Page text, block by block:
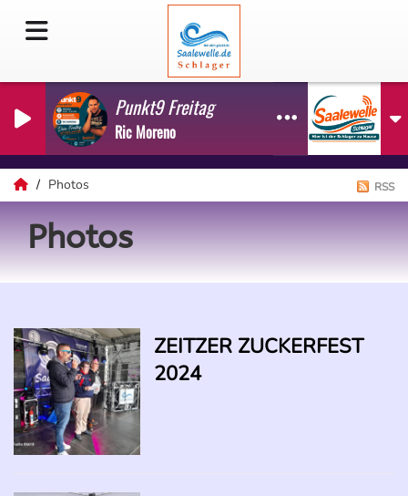
Punkt9 Freitag
Ric Moreno
Photos
Photos
RSS
ZEITZER ZUCKERFEST
2024